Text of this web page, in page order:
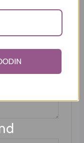
Pakolliset